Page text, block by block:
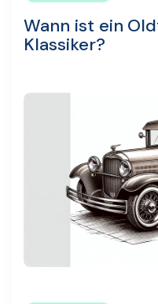
Wann ist ein
Klassiker?